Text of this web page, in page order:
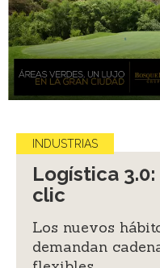
INDUSTRIAS
Logística
clic
Los nuevos
demandan